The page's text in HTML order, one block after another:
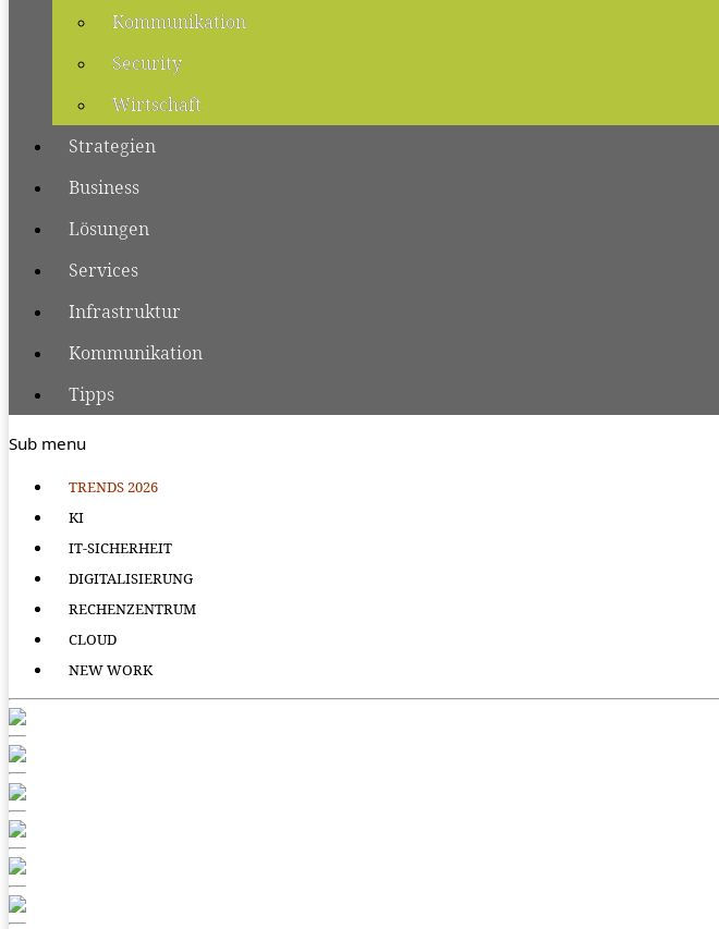
Kommunikation
Security
Wirtschaft
Strategien
Business
Lösungen
Services
Infrastruktur
Kommunikation
Tipps
Sub menu
TRENDS 2026
KI
IT-SICHERHEIT
DIGITALISIERUNG
RECHENZENTRUM
CLOUD
NEW WORK